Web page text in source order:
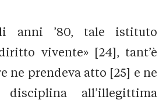
anni ’80, tale istituto
vivente» [24], tant’è
ne prendeva atto [25] e ne
all’illegittima